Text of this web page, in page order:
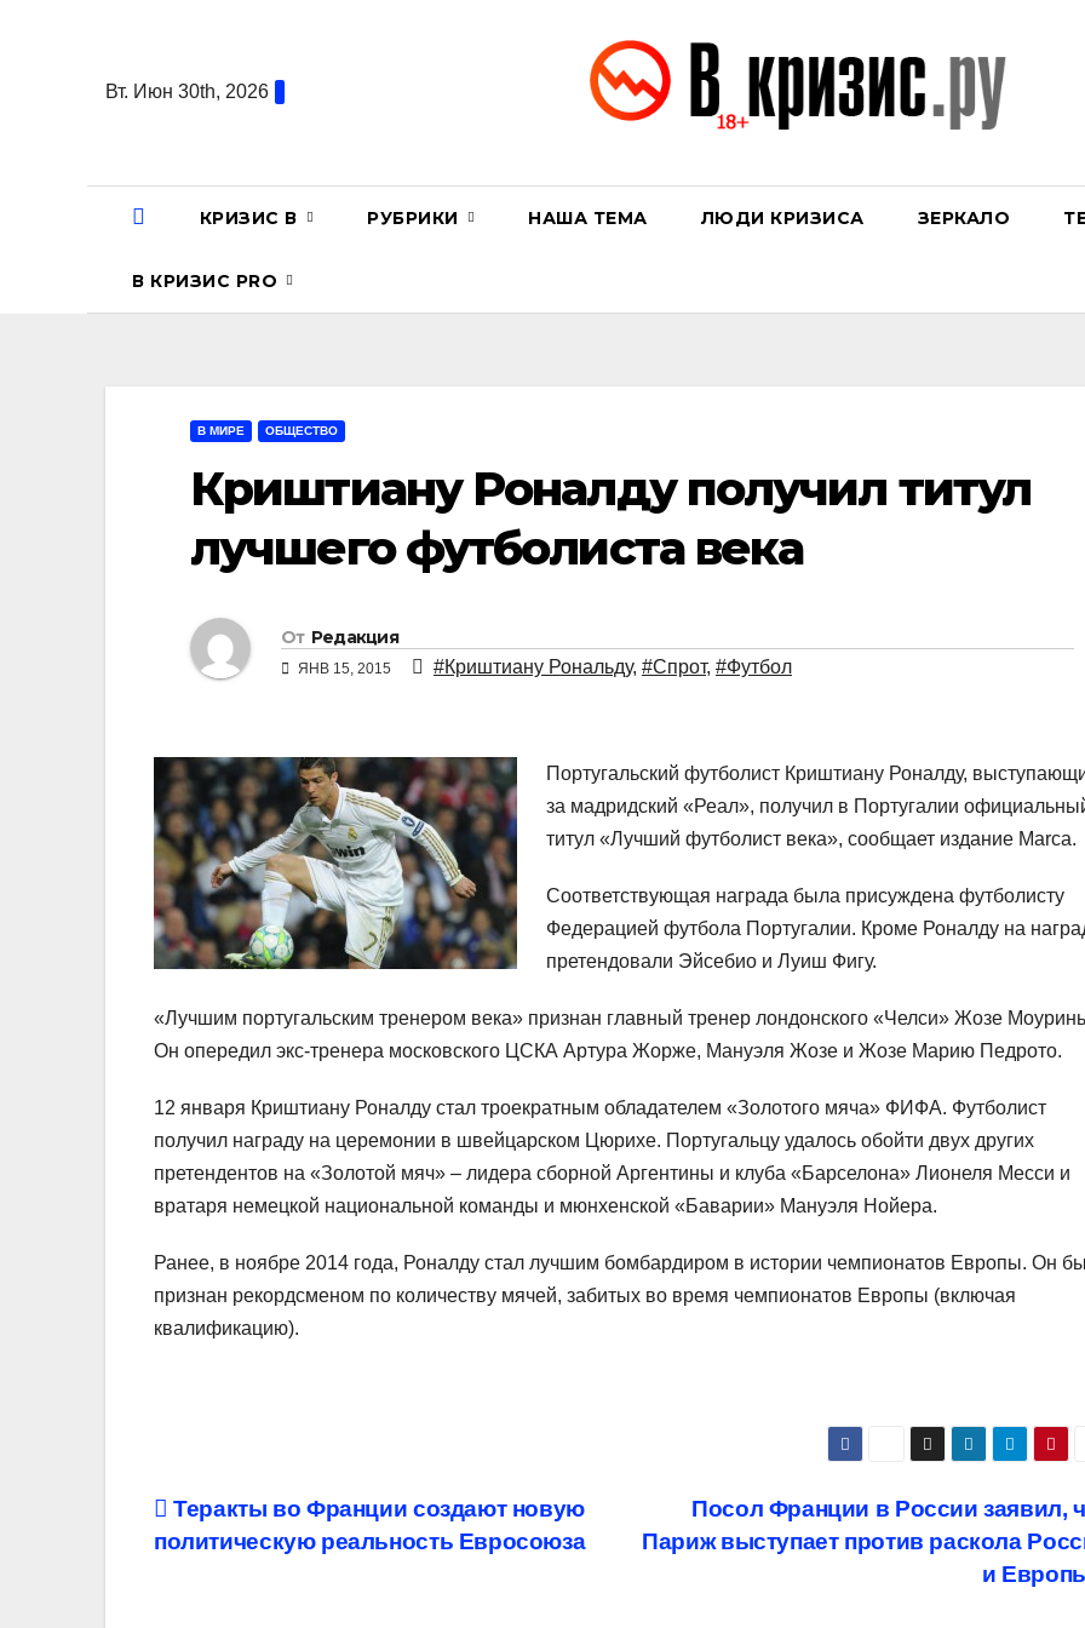
содержаниюВт. Июн 30th, 2026
КРИЗИС В РУБРИКИ НАША ТЕМА ЛЮДИ КРИЗИСА ЗЕРКАЛО
В КРИЗИС PRO
В МИРЕ ОБЩЕСТВО
Криштиану Роналду получил титул
лучшего футболиста века
От Редакция
ЯНВ 15, 2015 #Криштиану Рональду, #Спрот, #Футбол
Португальский футболист Криштиану Роналду,
за мадридский «Реал», получил в Португалии
титул «Лучший футболист века», сообщает издание Marca.
Соответствующая награда была присуждена футболисту
Федерацией футбола Португалии. Кроме Роналду на
претендовали Эйсебио и Луиш Фигу.
«Лучшим португальским тренером века» признан главный тренер лондонского «Челси» Жозе
Он опередил экс-тренера московского ЦСКА Артура Жорже, Мануэля Жозе и Жозе Марию Педрото.
12 января Криштиану Роналду стал троекратным обладателем «Золотого мяча» ФИФА. Футболист
получил награду на церемонии в швейцарском Цюрихе. Португальцу удалось обойти двух других
претендентов на «Золотой мяч» – лидера сборной Аргентины и клуба «Барселона» Лионеля Месси и
вратаря немецкой национальной команды и мюнхенской «Баварии» Мануэля Нойера.
Ранее, в ноябре 2014 года, Роналду стал лучшим бомбардиром в истории чемпионатов Европы. Он
признан рекордсменом по количеству мячей, забитых во время чемпионатов Европы (включая
квалификацию).
Навигация
Посол Франции в России заявил,
Париж выступает против раскола
и
Теракты во Франции создают новую
политическую реальность Евросоюза